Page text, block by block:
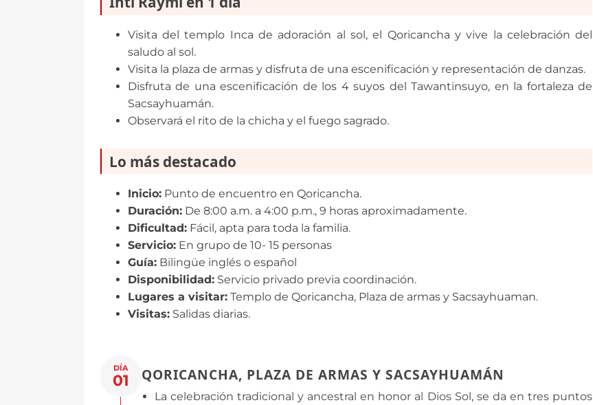
Visita del templo Inca de adoración al sol, el Qoricancha y vive la celebración del
saludo al sol.
Visita la plaza de armas y disfruta de una escenificación y representación de danzas.
Disfruta de una escenificación de los 4 suyos del Tawantinsuyo, en la fortaleza de
Sacsayhuamán.
Observará el rito de la chicha y el fuego sagrado.
Lo más destacado
Inicio:Punto de encuentro en Qoricancha.
Duración:De 8:00 a.m. a 4:00 p.m., 9 horas aproximadamente.
Dificultad:Fácil, apta para toda la familia.
Servicio:En grupo de 10- 15 personas
Guía:Bilingüe inglés o español
Disponibilidad:Servicio privado previa coordinación.
Lugares a visitar:Templo de Qoricancha, Plaza de armas y Sacsayhuaman.
Visitas:Salidas diarias.
DÍA
01 QORICANCHA, PLAZA DE ARMAS Y SACSAYHUAMÁN
La celebración tradicional y ancestral en honor al Dios Sol, se da en tres puntos